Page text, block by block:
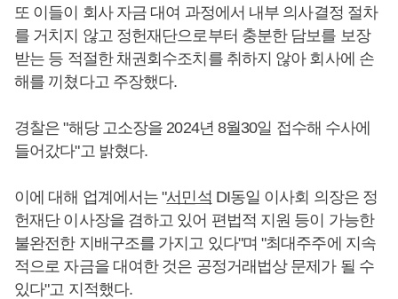
또 이들이 회사 자금 대여 과정에서 내부 의사결정 절차
를 거치지 않고 정헌재단으로부터 충분한 담보를 보장
받는 등 적절한 채권회수조치를 취하지 않아 회사에 손
해를 끼쳤다고 주장했다.
경찰은 "해당 고소장을 2024년 8월30일 접수해 수사에
들어갔다"고 밝혔다.
이에 대해 업계에서는 "서민석 DI동일 이사회 의장은 정
헌재단 이사장을 겸하고 있어 편법적 지원 등이 가능한
불완전한 지배구조를 가지고 있다"며 "최대주주에 지속
적으로 자금을 대여한 것은 공정거래법상 문제가 될 수
있다"고 지적했다.